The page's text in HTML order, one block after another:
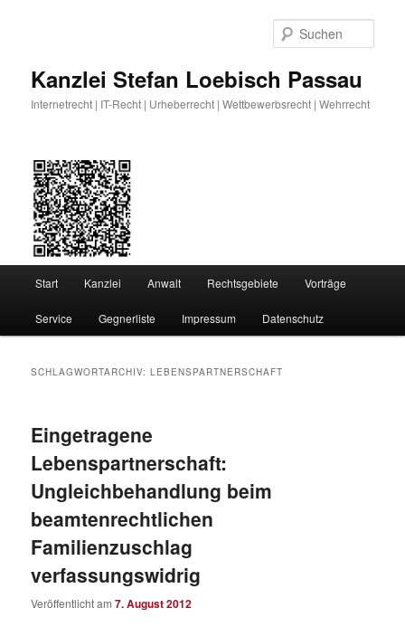
Kanzlei Stefan Loebisch Passau
Internetrecht | IT-Recht | Urheberrecht | Wettbewerbsrecht | Wehrrecht
Start Kanzlei Anwalt Rechtsgebiete Vorträge
Service Gegnerliste Impressum Datenschutz
SCHLAGWORTARCHIV:LEBENSPARTNERSCHAFT
Eingetragene
Lebenspartnerschaft:
Ungleichbehandlung beim
beamtenrechtlichen
Familienzuschlag
verfassungswidrig
Veröffentlicht am7. August 2012